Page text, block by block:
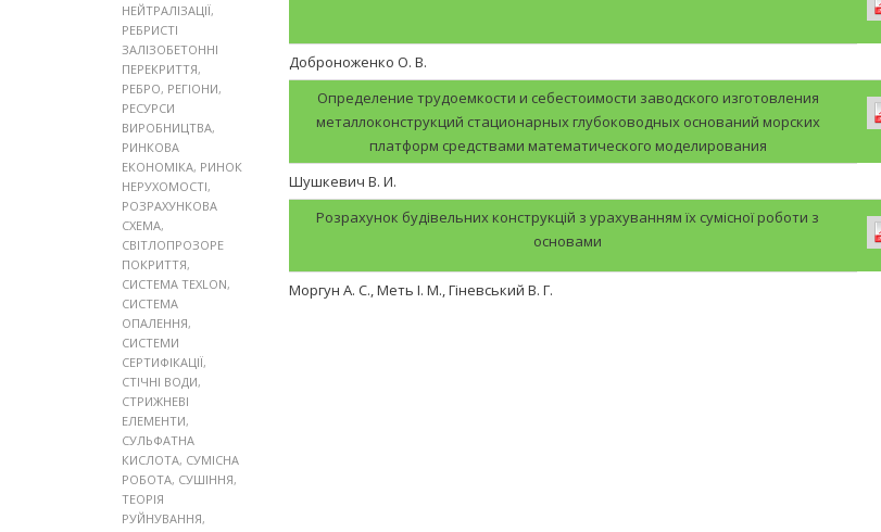
НЕЙТРАЛІЗАЦІЇ,
РЕБРИСТІ
ЗАЛІЗОБЕТОННІ
ПЕРЕКРИТТЯ,
РЕБРО, РЕГІОНИ,
РЕСУРСИ
ВИРОБНИЦТВА,
РИНКОВА
ЕКОНОМІКА, РИНОК
НЕРУХОМОСТІ,
РОЗРАХУНКОВА
СХЕМА,
СВІТЛОПРОЗОРЕ
ПОКРИТТЯ,
СИСТЕМА TEXLON,
СИСТЕМА
ОПАЛЕННЯ,
СИСТЕМИ
СЕРТИФІКАЦІЇ,
СТІЧНІ ВОДИ,
СТРИЖНЕВІ
ЕЛЕМЕНТИ,
СУЛЬФАТНА
КИСЛОТА, СУМІСНА
РОБОТА, СУШІННЯ,
ТЕОРІЯ
РУЙНУВАННЯ,
Доброноженко О. В.
Определение трудоемкости и себестоимости заводского изготовления
металлоконструкций стационарных глубоководных оснований морских
платформ средствами математического моделирования
Шушкевич В. И.
Розрахунок будівельних конструкцій з урахуванням їх сумісної роботи з
основами
Моргун А. С., Меть І. М., Гіневський В. Г.